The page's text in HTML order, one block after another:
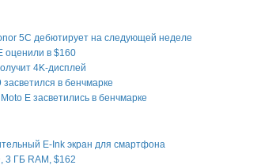
5C дебютирует на следующей неделе
оценили в $160
4K-дисплей
в бенчмарке
E засветились в бенчмарке
E-Ink экран для смартфона
3 ГБ RAM, $162